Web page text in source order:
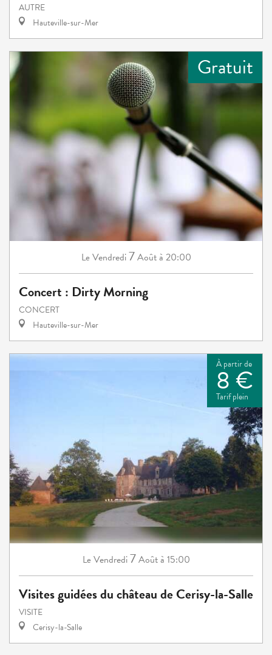
AUTRE
Hauteville-sur-Mer
Gratuit
Le Vendredi7Aoûtà 20:00
Concert : Dirty Morning
CONCERT
Hauteville-sur-Mer
À partir de
8 €
Tarif plein
Le Vendredi7Aoûtà 15:00
Visites guidées du château de Cerisy-la-Salle
VISITE
Cerisy-la-Salle